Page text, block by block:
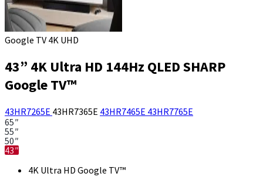
Google TV 4K UHD
43” 4K Ultra HD 144Hz QLED SHARP
Google TV™
43HR7265E 43HR7365E 43HR7465E 43HR7765E
65″
55″
50″
43″
4K Ultra HD Google TV™